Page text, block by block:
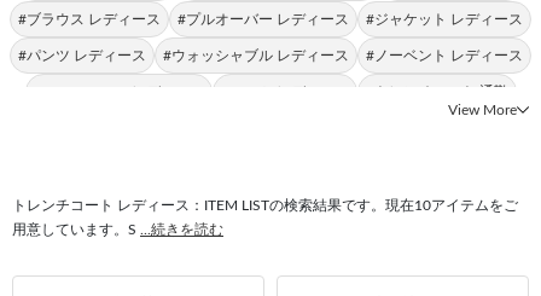
#ブラウス レディース #プルオーバー レディース #ジャケット レディース
#パンツ レディース #ウォッシャブル レディース #ノーベント レディース
#SUIT SELECT レディース #スーツ レディース #トレンチコート 通勤
#SUIT SELECT トレンチコート #トレンチコート シフォン
#トレンチコート ストレッチ
View More
トレンチコート レディース：ITEM LISTの検索結果です。現在10アイテムをご
用意しています。S
...続きを読む